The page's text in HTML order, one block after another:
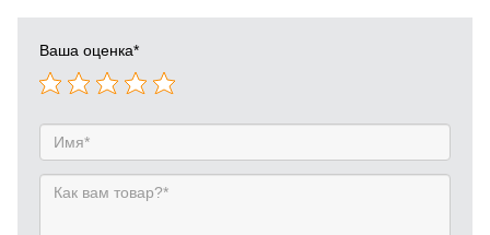
Ваша оценка*